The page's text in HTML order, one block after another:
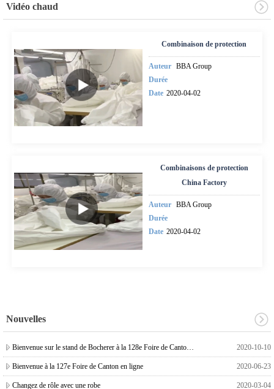
Vidéo chaud
Combinaison de protection
Auteur BBA Group
Durée
Date 2020-04-02
Combinaisons de protection
China Factory
Auteur BBA Group
Durée
Date 2020-04-02
Nouvelles
Bienvenue sur le stand de Bocherer à la 128e Foire de Canton en ligne 2020-10-10
Bienvenue à la 127e Foire de Canton en ligne 2020-06-23
Changez de rôle avec une robe 2020-03-04